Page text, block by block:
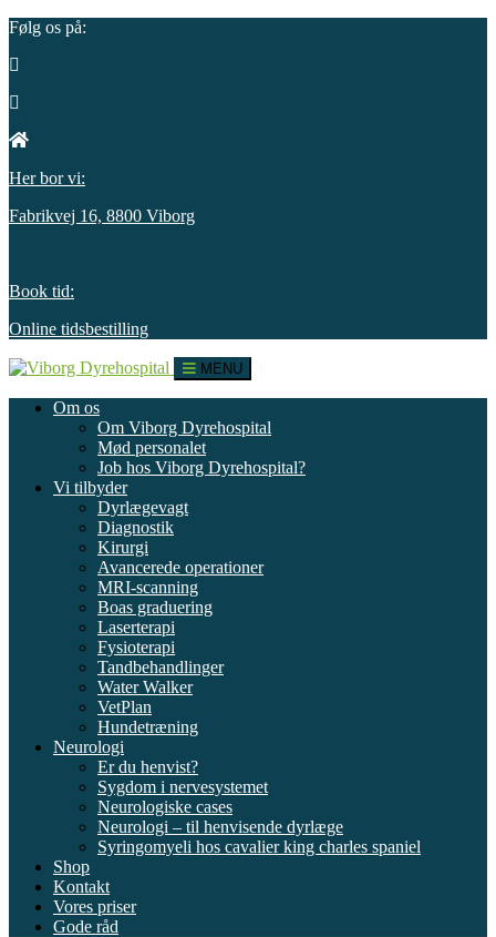
Følg os på:
Her bor vi:
Fabrikvej 16, 8800 Viborg
Book tid:
Online tidsbestilling
MENU
Om os
Om Viborg Dyrehospital
Mød personalet
Job hos Viborg Dyrehospital?
Vi tilbyder
Dyrlægevagt
Diagnostik
Kirurgi
Avancerede operationer
MRI-scanning
Boas graduering
Laserterapi
Fysioterapi
Tandbehandlinger
Water Walker
VetPlan
Hundetræning
Neurologi
Er du henvist?
Sygdom i nervesystemet
Neurologiske cases
Neurologi – til henvisende dyrlæge
Syringomyeli hos cavalier king charles spaniel
Shop
Kontakt
Vores priser
Gode råd